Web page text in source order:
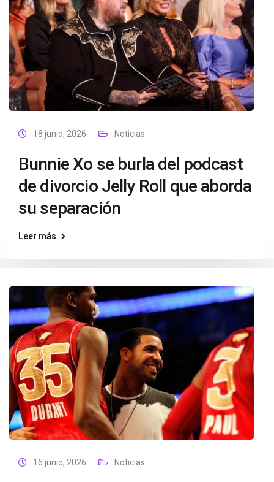
18 junio, 2026 Noticias
Bunnie Xo se burla del podcast
de divorcio Jelly Roll que aborda
su separación
Leer más
16 junio, 2026 Noticias